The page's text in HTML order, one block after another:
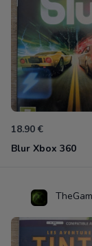
18.90 €
Blur Xbox 360